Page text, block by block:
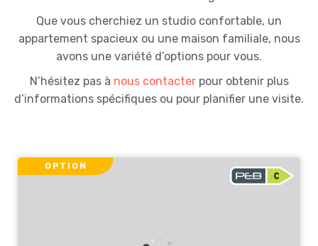
louerQue vous cherchiez un studio confortable, un
appartement spacieux ou une maison familiale, nous
avons une variété d’options pour vous.
N’hésitez pas à nous contacterpour obtenir plus
d’informations spécifiques ou pour planifier une visite.
OPTION